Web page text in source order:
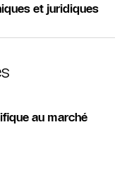
et juridiques
au marché